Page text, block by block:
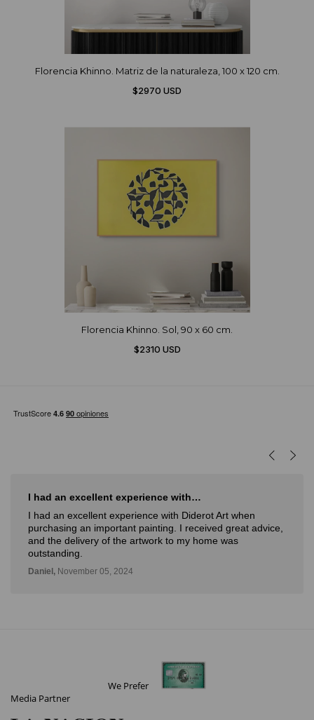
Florencia Khinno. Matriz de la naturaleza, 100 x 120 cm.
$2970 USD
Florencia Khinno. Sol, 90 x 60 cm.
$2310 USD
I had an excellent experience with…
I had an excellent experience with Diderot Art when
purchasing an important painting. I received great advice,
and the delivery of the artwork to my home was
outstanding.
Daniel, November 05, 2024
We Prefer
Media Partner